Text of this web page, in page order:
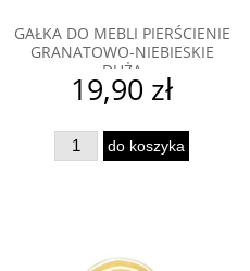
GAŁKA DO MEBLI PIERŚCIENIE
GRANATOWO-NIEBIESKIE
DUŻA
19,90 zł
do koszyka